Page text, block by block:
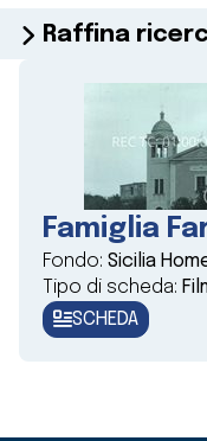
Raffina
Famiglia
Fondo: Sicilia
Tipo di scheda:
SCHEDA